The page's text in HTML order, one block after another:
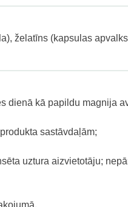
želatīns (kapsulas
dienā kā papildu magnija
sastāvdaļām;
uztura aizvietotāju;